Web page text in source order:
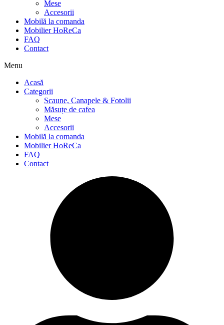
Mese
Accesorii
Mobilă la comanda
Mobilier HoReCa
FAQ
Contact
Menu
Acasă
Categorii
Scaune, Canapele & Fotolii
Măsuțe de cafea
Mese
Accesorii
Mobilă la comanda
Mobilier HoReCa
FAQ
Contact